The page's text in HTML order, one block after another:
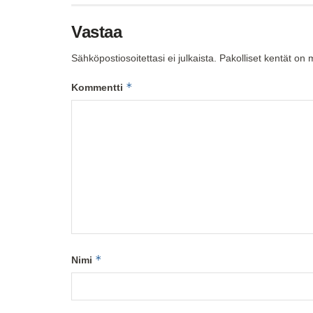
Vastaa
Sähköpostiosoitettasi ei julkaista. Pakolliset kentät on
Kommentti *
Nimi *